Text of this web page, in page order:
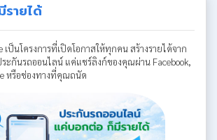
ายได้
เป็นโครงการที่เปิดโอกาสให้ทุกคน สร้างรายได้จาก
ะกันรถออนไลน์ แค่แชร์ลิงก์ของคุณผ่าน Facebook,
หรือช่องทางที่คุณถนัด